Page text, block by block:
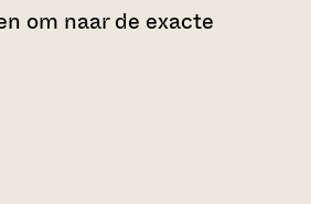
om naar de exacte